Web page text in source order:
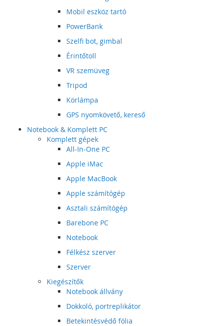
Mobil eszköz tartó
PowerBank
Szelfi bot, gimbal
Érintőtoll
VR szemüveg
Tripod
Körlámpa
GPS nyomkövető, kereső
Notebook & Komplett PC
Komplett gépek
All-In-One PC
Apple iMac
Apple MacBook
Apple számítógép
Asztali számítógép
Barebone PC
Notebook
Félkész szerver
Szerver
Kiegészítők
Notebook állvány
Dokkoló, portreplikátor
Betekintésvédő fólia